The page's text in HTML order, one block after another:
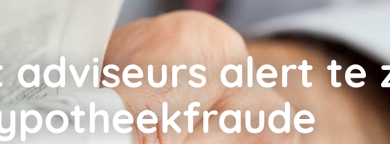
adviseurs alert te